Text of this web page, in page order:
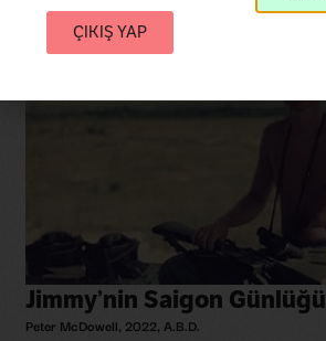
Jimmy’nin Saigon Günlüğü
Peter McDowell, 2022, A.B.D.
ÇIKIŞ YAP